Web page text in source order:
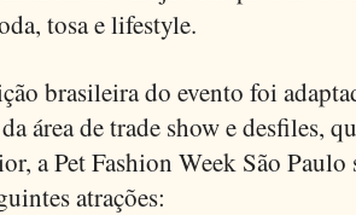
tosa e lifestyle.
brasileira do evento foi
área de trade show e desfiles,
a Pet Fashion Week São
atrações: